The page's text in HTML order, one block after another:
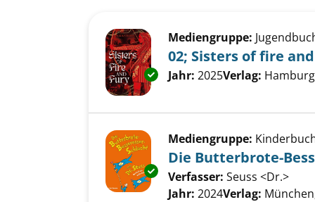
Exemplar-Details von 02;
Mediengruppe:
02; Sisters of fire
Suche nach diesem
Jahr: 2025Verlag:
Exemplar-Details von Die
Mediengruppe:
Die Butterbrote-
Verfasser: Seuss <Dr.>
Jahr: 2024Verlag: